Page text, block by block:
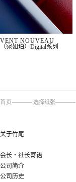
VENT NOUVEAU
（宛如珀）Digital系列
首页 选择纸张
关于竹尾
会长 ・ 社长寄语
公司简介
公司历史